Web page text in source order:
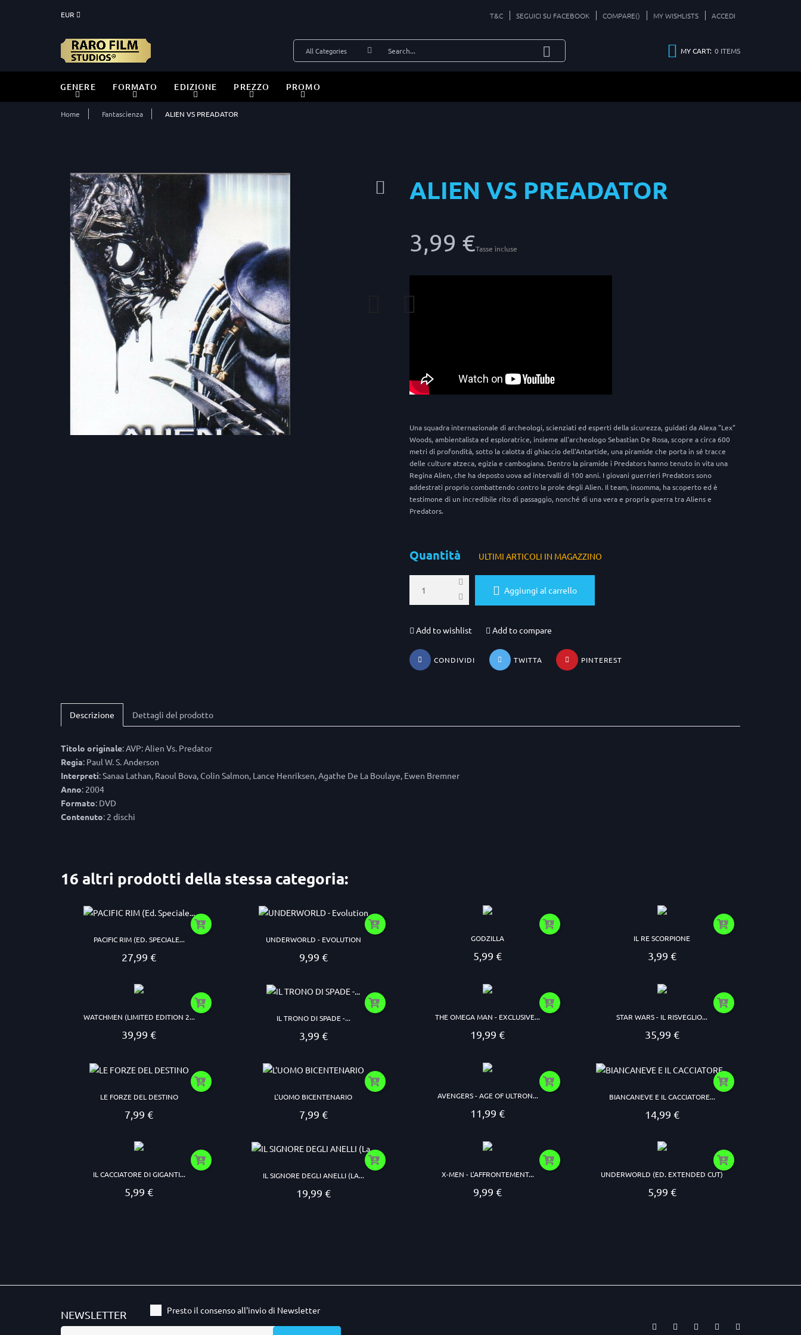
EUR T&C SEGUICI SU FACEBOOK COMPARE() MY WISHLISTS ACCEDI
MY CART: 0 ITEMS
GENERE FORMATO EDIZIONE PREZZO PROMO
Home Fantascienza ALIEN VS PREADATOR
ALIEN VS PREADATOR
3,99 €Tasse incluse
Una squadra internazionale di archeologi, scienziati ed esperti della sicurezza, guidati da Alexa "Lex"
Woods, ambientalista ed esploratrice, insieme all'archeologo Sebastian De Rosa, scopre a circa 600
metri di profondità, sotto la calotta di ghiaccio dell'Antartide, una piramide che porta in sé tracce
delle culture atzeca, egizia e cambogiana. Dentro la piramide i Predators hanno tenuto in vita una
Regina Alien, che ha deposto uova ad intervalli di 100 anni. I giovani guerrieri Predators sono
addestrati proprio combattendo contro la prole degli Alien. Il team, insomma, ha scoperto ed è
testimone di un incredibile rito di passaggio, nonché di una vera e propria guerra tra Aliens e
Predators.
Quantità ULTIMI ARTICOLI IN MAGAZZINO
Aggiungi al carrello
Add to wishlist Add to compare
CONDIVIDI TWITTA PINTEREST
Descrizione Dettagli del prodotto
Titolo originale: AVP: Alien Vs. Predator
Regia: Paul W. S. Anderson
Interpreti: Sanaa Lathan, Raoul Bova, Colin Salmon, Lance Henriksen, Agathe De La Boulaye, Ewen Bremner
Anno: 2004
Formato: DVD
Contenuto: 2 dischi
16 altri prodotti della stessa categoria:
PACIFIC RIM (ED. SPECIALE...
Prezzo
27,99 €
UNDERWORLD - EVOLUTION
Prezzo
9,99 €
GODZILLA
Prezzo
5,99 €
IL RE SCORPIONE
Prezzo
3,99 €
WATCHMEN (LIMITED EDITION 2...
Prezzo
39,99 €
IL TRONO DI SPADE -...
Prezzo
3,99 €
THE OMEGA MAN - EXCLUSIVE...
Prezzo
19,99 €
STAR WARS - IL RISVEGLIO...
Prezzo
35,99 €
LE FORZE DEL DESTINO
Prezzo
7,99 €
L'UOMO BICENTENARIO
Prezzo
7,99 €
AVENGERS - AGE OF ULTRON...
Prezzo
11,99 €
BIANCANEVE E IL CACCIATORE...
Prezzo
14,99 €
IL CACCIATORE DI GIGANTI...
Prezzo
5,99 €
IL SIGNORE DEGLI ANELLI (LA...
Prezzo
19,99 €
X-MEN - L'AFFRONTEMENT...
Prezzo
9,99 €
UNDERWORLD (ED. EXTENDED CUT)
Prezzo
5,99 €
NEWSLETTER Presto il consenso all'invio di Newsletter